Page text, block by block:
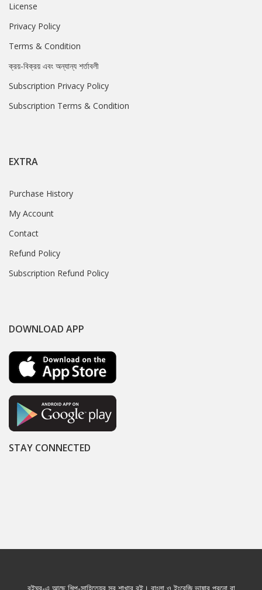
License
Privacy Policy
Terms & Condition
ক্রয়-বিক্রয় এবং অন্যান্য শর্তাবলী
Subscription Privacy Policy
Subscription Terms & Condition
EXTRA
Purchase History
My Account
Contact
Refund Policy
Subscription Refund Policy
DOWNLOAD APP
STAY CONNECTED